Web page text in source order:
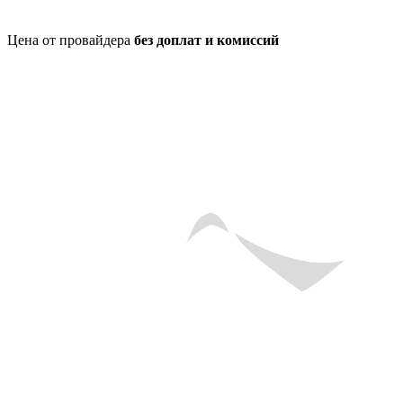
Цена от провайдера без доплат и комиссий